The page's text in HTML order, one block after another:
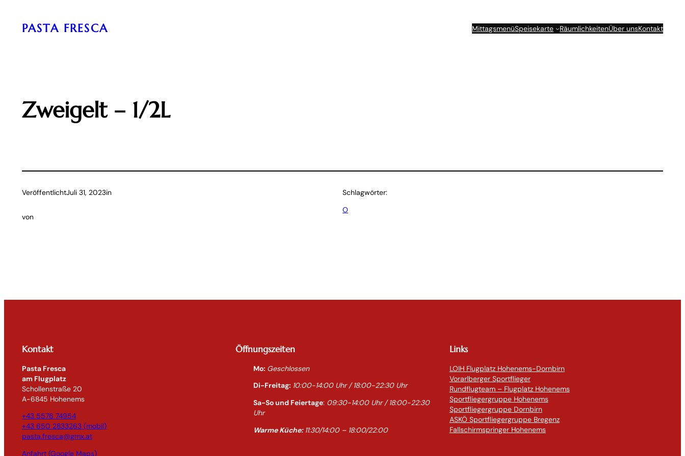
InhaltPASTA FRESCA MittagsmenüSpeisekarte RäumlichkeitenÜber unsKontakt
Zweigelt – 1/2L
VeröffentlichtJuli 31, 2023in
von
Schlagwörter:
O
Kontakt
Pasta Fresca
am Flugplatz
Schollenstraße 20
A-6845 Hohenems
+43 5576 74954
+43 650 2833263 (mobil)
pasta.fresca@gmx.at
Anfahrt (Google Maps)
Öffnungszeiten
Mo: Geschlossen
Di-Freitag: 10:00-14:00 Uhr / 18:00-22:30Uhr
Sa-So und Feiertage: 09:30-14:00 Uhr / 18:00-22:30
Uhr
Warme Küche: 11:30/14:00 – 18:00/22:00
Links
LOIH Flugplatz Hohenems-Dornbirn
Vorarlberger Sportflieger
Rundflugteam – Flugplatz Hohenems
Sportfliegergruppe Hohenems
Sportfliegergruppe Dornbirn
ASKÖ Sportfliegergruppe Bregenz
Fallschirmspringer Hohenems